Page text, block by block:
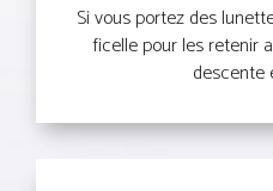
Si vous portez des
ficelle pour les retenir
descente